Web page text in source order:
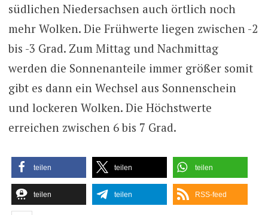
südlichen Niedersachsen auch örtlich noch
mehr Wolken. Die Frühwerte liegen zwischen -2
bis -3 Grad. Zum Mittag und Nachmittag
werden die Sonnenanteile immer größer somit
gibt es dann ein Wechsel aus Sonnenschein
und lockeren Wolken. Die Höchstwerte
erreichen zwischen 6 bis 7 Grad.
teilen teilen teilen
teilen teilen RSS-feed